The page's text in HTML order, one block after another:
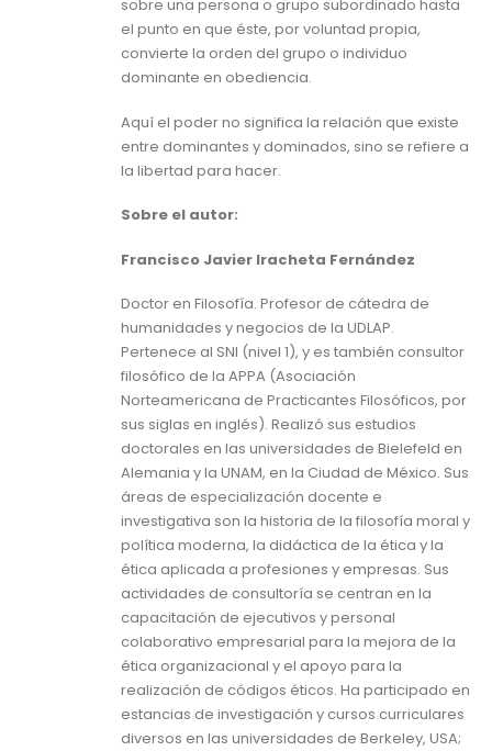
sobre una persona o grupo subordinado hasta
el punto en que éste, por voluntad propia,
convierte la orden del grupo o individuo
dominante en obediencia.
Aquí el poder no significa la relación que existe
entre dominantes y dominados, sino se refiere a
la libertad para hacer.
Sobre el autor:
Francisco Javier Iracheta Fernández
Doctor en Filosofía. Profesor de cátedra de
humanidades y negocios de la UDLAP.
Pertenece al SNI (nivel 1), y es también consultor
filosófico de la APPA (Asociación
Norteamericana de Practicantes Filosóficos, por
sus siglas en inglés). Realizó sus estudios
doctorales en las universidades de Bielefeld en
Alemania y la UNAM, en la Ciudad de México. Sus
áreas de especialización docente e
investigativa son la historia de la filosofía moral y
política moderna, la didáctica de la ética y la
ética aplicada a profesiones y empresas. Sus
actividades de consultoría se centran en la
capacitación de ejecutivos y personal
colaborativo empresarial para la mejora de la
ética organizacional y el apoyo para la
realización de códigos éticos. Ha participado en
estancias de investigación y cursos curriculares
diversos en las universidades de Berkeley, USA;